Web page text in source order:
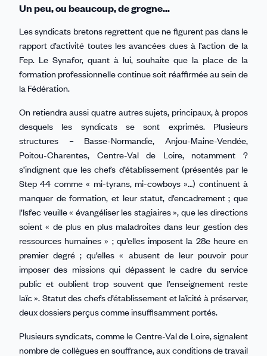
Un peu, ou beaucoup, de grogne…
Les syndicats bretons regrettent que ne figurent pas dans le
rapport d’activité toutes les avancées dues à l’action de la
Fep. Le Synafor, quant à lui, souhaite que la place de la
formation professionnelle continue soit réaffirmée au sein de
la Fédération.
On retiendra aussi quatre autres sujets, principaux, à propos
desquels les syndicats se sont exprimés. Plusieurs
structures – Basse-Normandie, Anjou-Maine-Vendée,
Poitou-Charentes, Centre-Val de Loire, notamment ?
s’indignent que les chefs d’établissement (présentés par le
Step 44 comme « mi-tyrans, mi-cowboys »…) continuent à
manquer de formation, et leur statut, d’encadrement ; que
l’Isfec veuille « évangéliser les stagiaires », que les directions
soient « de plus en plus maladroites dans leur gestion des
ressources humaines » ; qu’elles imposent la 28e heure en
premier degré ; qu’elles « abusent de leur pouvoir pour
imposer des missions qui dépassent le cadre du service
public et oublient trop souvent que l’enseignement reste
laïc ». Statut des chefs d’établissement et laïcité à préserver,
deux dossiers perçus comme insuffisamment portés.
Plusieurs syndicats, comme le Centre-Val de Loire, signalent
nombre de collègues en souffrance, aux conditions de travail